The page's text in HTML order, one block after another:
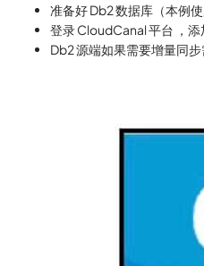
准备好 Db2 数据库（本例
登录 CloudCanal 平台 ，添
Db2 源端如果需要增量同